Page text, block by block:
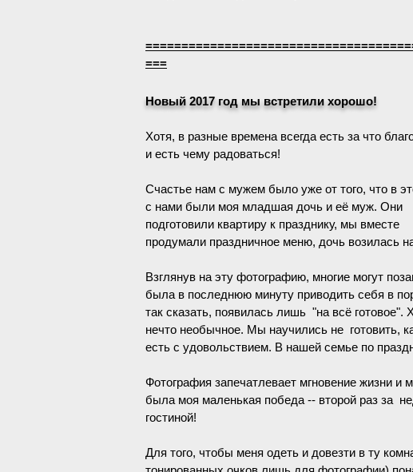
===
Новый 2017 год мы встретили хорошо!
Хотя, в разные времена всегда есть за что
и есть чему радоваться!
Счастье нам с мужем было уже от того, что в
с нами были моя младшая дочь и её муж. Они
подготовили квартиру к празднику, мы вместе
продумали праздничное меню, дочь возилась
Взглянув на эту фотографию, многие могут
была в последнюю минуту приводить себя в
так сказать, появилась лишь "на всё
нечто необычное. Мы научились не
есть с удовольствием. В нашей семье по
Фотография запечатлевает мгновение жизни
была моя маленькая победа -- второй раз за
гостиной!
Для того, чтобы меня одеть и довезти в ту